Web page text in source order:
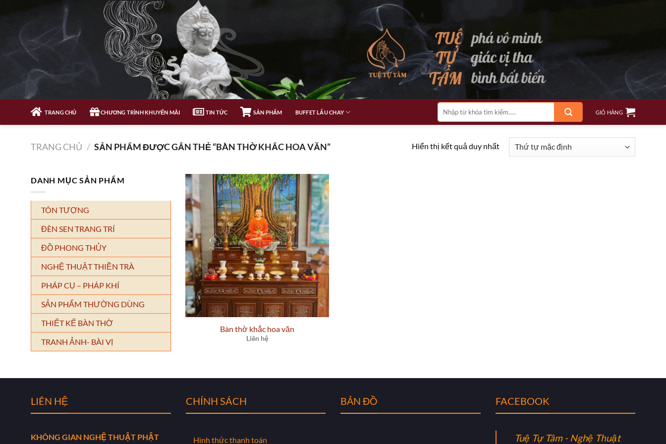
qua
TRANG CHỦ CHƯƠNG TRÌNH KHUYẾN MÃI TIN TỨC SẢN PHẨM BUFFET LẨU CHAY
Tìm
kiếm:
GIỎ HÀNG
TRANG CHỦ / SẢN PHẨM ĐƯỢC GẮN THẺ “BÀN THỜ KHẮC HOA VĂN” Hiển thị kết quả duy nhất
DANH MỤC SẢN PHẨM
TÔN TƯỢNG
ĐÈN SEN TRANG TRÍ
ĐỒ PHONG THỦY
NGHỆ THUẬT THIỀN TRÀ
PHÁP CỤ – PHÁP KHÍ
SẢN PHẨM THƯỜNG DÙNG
THIẾT KẾ BÀN THỜ
TRANH ẢNH- BÀI VỊ
Bàn thờ khắc hoa văn
Liên hệ
LIÊN HỆ
KHÔNG GIAN NGHỆ THUẬT PHẬT
CHÍNH SÁCH
Hình thức thanh toán
BẢN ĐỒ FACEBOOK
Tuệ Tự Tâm - Nghệ Thuật